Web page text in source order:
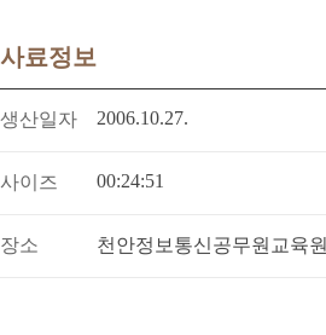
사료정보
생산일자 2006.10.27.
사이즈 00:24:51
장소 천안정보통신공무원교육원